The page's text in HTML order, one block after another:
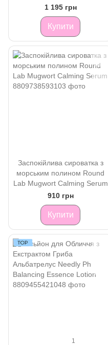
Soybean Panthenol Cream
80 ml
1 195 грн
Купити
Заспокійлива сироватка з
морським полином Round
Lab Mugwort Calming Serum
910 грн
Купити
1